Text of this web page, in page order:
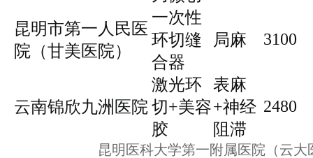
昆明市第一人民医
院（甘美医院）
一次性
环切缝
合器
局麻 3100
云南锦欣九洲医院
激光环
切+美容
胶
表麻
+神经
阻滞
2480
昆明医科大学第一附属医院（云大